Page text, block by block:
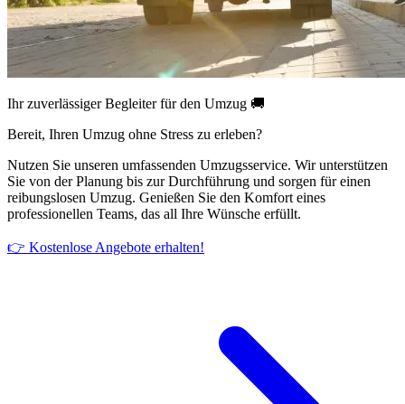
Ihr zuverlässiger Begleiter für den Umzug 🚚
Bereit, Ihren Umzug ohne Stress zu erleben?
Nutzen Sie unseren umfassenden Umzugsservice. Wir unterstützen
Sie von der Planung bis zur Durchführung und sorgen für einen
reibungslosen Umzug. Genießen Sie den Komfort eines
professionellen Teams, das all Ihre Wünsche erfüllt.
👉 Kostenlose Angebote erhalten!